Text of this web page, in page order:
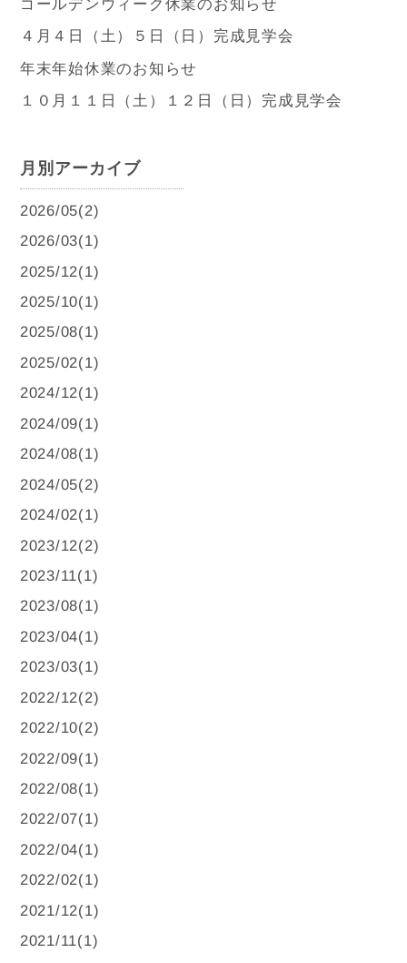
ゴールデンウィーク休業のお知らせ
４月４日（土）５日（日）完成見学会
年末年始休業のお知らせ
１０月１１日（土）１２日（日）完成見学会
月別アーカイブ
2026/05(2)
2026/03(1)
2025/12(1)
2025/10(1)
2025/08(1)
2025/02(1)
2024/12(1)
2024/09(1)
2024/08(1)
2024/05(2)
2024/02(1)
2023/12(2)
2023/11(1)
2023/08(1)
2023/04(1)
2023/03(1)
2022/12(2)
2022/10(2)
2022/09(1)
2022/08(1)
2022/07(1)
2022/04(1)
2022/02(1)
2021/12(1)
2021/11(1)